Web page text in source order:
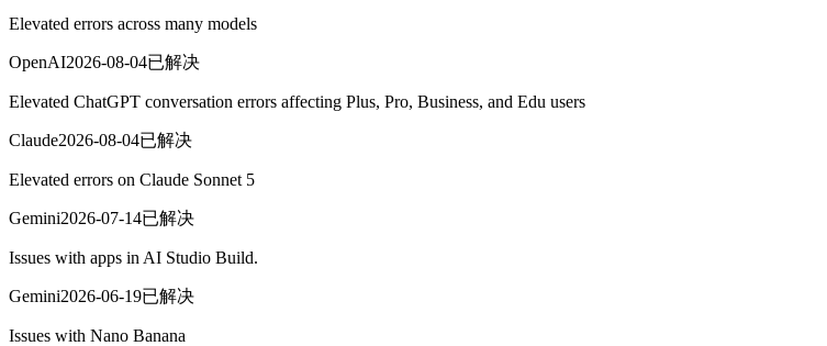
Elevated errors across many models
OpenAI2026-08-04已解决
Elevated ChatGPT conversation errors affecting Plus, Pro, Business, and Edu users
Claude2026-08-04已解决
Elevated errors on Claude Sonnet 5
Gemini2026-07-14已解决
Issues with apps in AI Studio Build.
Gemini2026-06-19已解决
Issues with Nano Banana